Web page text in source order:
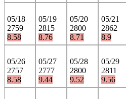
05/18
2759
8.58
05/19
2815
8.76
05/20
2800
8.71
05/21
2862
8.9
05/26
2757
8.58
05/27
2777
9.44
05/28
2800
9.52
05/29
2811
9.56